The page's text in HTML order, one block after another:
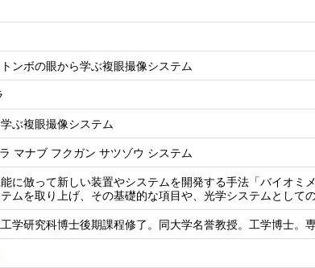
ボの眼から学ぶ複眼撮像システム
ぶ複眼撮像システム
マナブ フクガン サツゾウ システム
に倣って新しい装置やシステムを開発する手法「バイオミ
ムを取り上げ、その基礎的な項目や、光学システムとして
学研究科博士後期課程修了。同大学名誉教授。工学博士。